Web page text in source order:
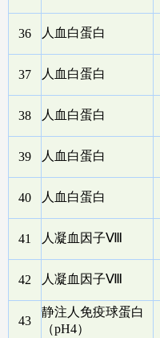
36 人血白蛋白
37 人血白蛋白
38 人血白蛋白
39 人血白蛋白
40 人血白蛋白
41 人凝血因子Ⅷ
42 人凝血因子Ⅷ
43
静注人免疫球蛋白
（pH4）